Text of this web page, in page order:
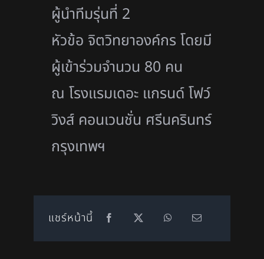
ผู้นำทีมรุ่นที่ 2
หัวข้อ จิตวิทยาองค์กร โดยมี
ผู้เข้าร่วมจำนวน 80 คน
ณ โรงแรมเดอะ แกรนด์ โฟว์
วิงส์ คอนเวนชั่น ศรีนครินทร์
กรุงเทพฯ
แชร์หน้านี้